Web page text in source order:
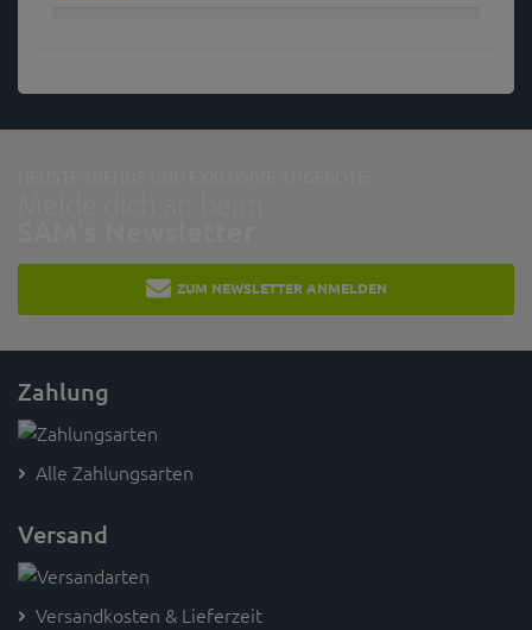
ZUM NEWSLETTER ANMELDEN
Zahlung
Alle Zahlungsarten
Versand
Versandkosten & Lieferzeit